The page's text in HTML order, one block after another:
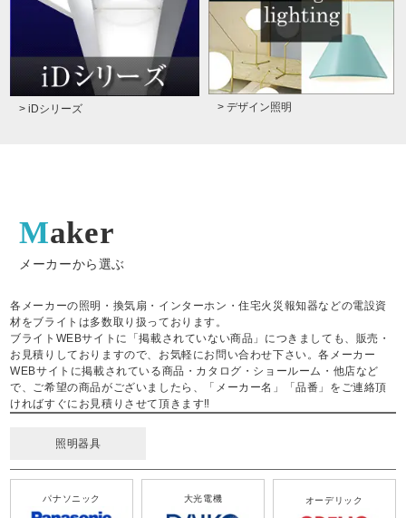
> iDシリーズ > デザイン照明
Maker
メーカーから選ぶ
各メーカーの照明・換気扇・インターホン・住宅火災報知器などの電設資
材をブライトは多数取り扱っております。
ブライトWEBサイトに「掲載されていない商品」につきましても、販売・
お見積りしておりますので、お気軽にお問い合わせ下さい。各メーカー
WEBサイトに掲載されている商品・カタログ・ショールーム・他店など
で、ご希望の商品がございましたら、「メーカー名」「品番」をご連絡頂
ければすぐにお見積りさせて頂きます‼
照明器具
パナソニック 大光電機 オーデリック